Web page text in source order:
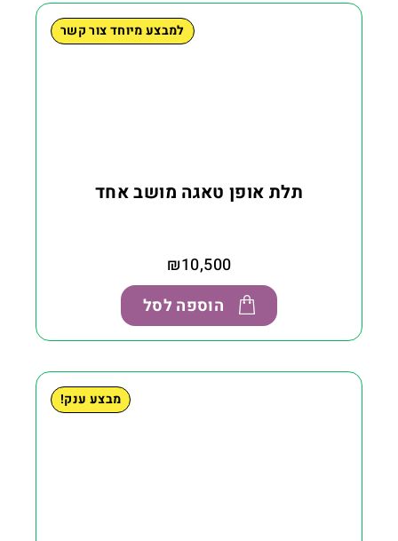
למבצע מיוחד צור קשר
תלת אופן טאגה מושב אחד
₪10,500
הוספה לסל
מבצע ענק!